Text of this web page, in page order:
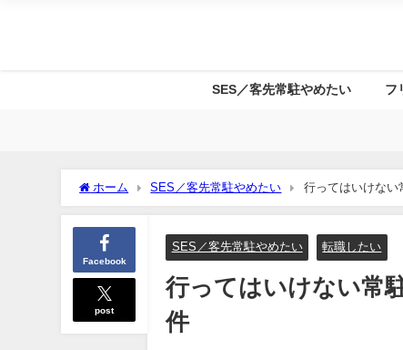
SES／客先常駐やめたい フ
ホーム SES／客先常駐やめたい 行ってはいけない
Facebook
post
SES／客先常駐やめたい 転職したい
行ってはいけない常
件